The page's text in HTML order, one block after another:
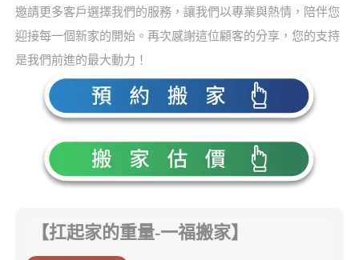
邀請更多客戶選擇我們的服務，讓我們以專業與熱情，陪伴您
迎接每一個新家的開始。再次感謝這位顧客的分享，您的支持
是我們前進的最大動力！
【扛起家的重量-一福搬家】